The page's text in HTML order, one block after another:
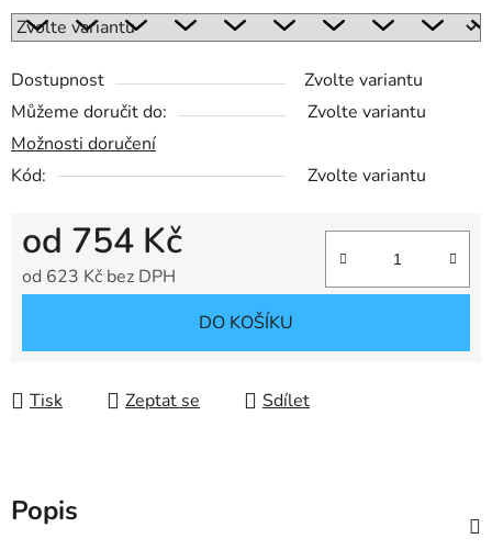
Dostupnost
Zvolte variantu
Můžeme doručit do:
Zvolte variantu
Možnosti doručení
Kód:
Zvolte variantu
od 754 Kč
od 623 Kč bez DPH
DO KOŠÍKU
Tisk Zeptat se Sdílet
Popis